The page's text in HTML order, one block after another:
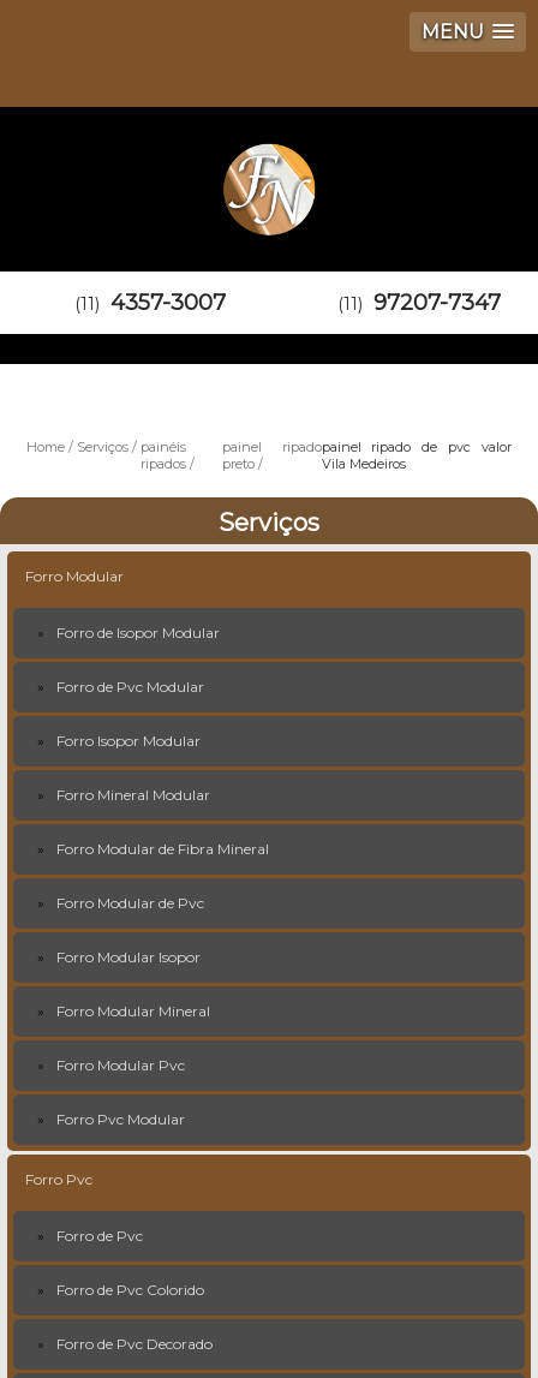
MENU
(11) 4357-3007 (11) 97207-7347
Home Serviços
painéis
ripados
painel ripado
preto
painel ripado de pvc valor
Vila Medeiros
Serviços
Forro Modular
Forro de Isopor Modular
Forro de Pvc Modular
Forro Isopor Modular
Forro Mineral Modular
Forro Modular de Fibra Mineral
Forro Modular de Pvc
Forro Modular Isopor
Forro Modular Mineral
Forro Modular Pvc
Forro Pvc Modular
Forro Pvc
Forro de Pvc
Forro de Pvc Colorido
Forro de Pvc Decorado